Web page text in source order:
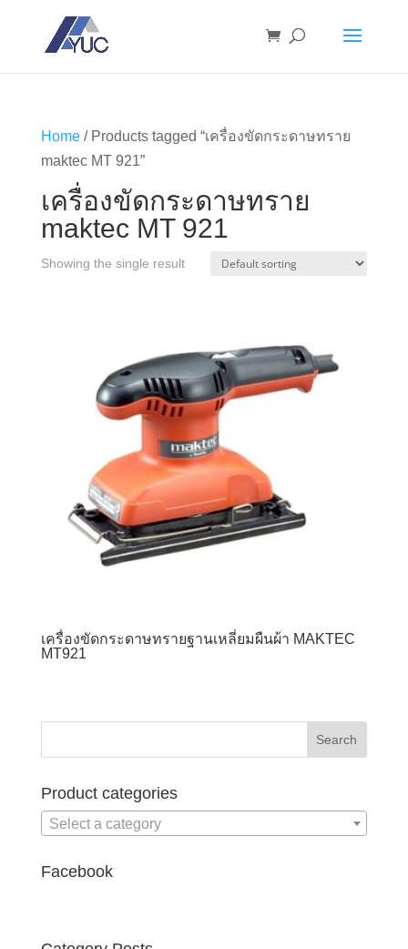
Home/ Products tagged “เครื่องขัดกระดาษทราย
maktec MT 921”
เครื่องขัดกระดาษทราย
maktec MT 921
Showing the single result
เครื่องขัดกระดาษทรายฐานเหลี่ยมผืนผ้า MAKTEC
MT921
Product categories
Select a category
Facebook